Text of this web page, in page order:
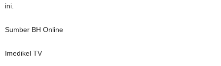
ini.
Sumber BH Online
Imedikel TV